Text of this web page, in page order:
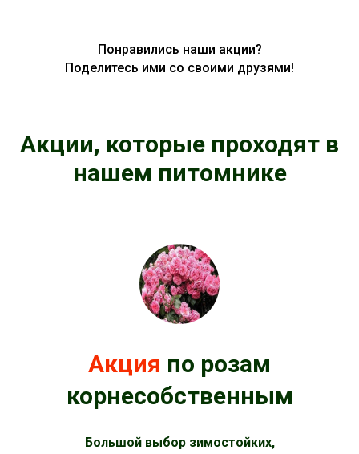
Понравились наши акции?
Поделитесь ими со своими друзями!
Акции, которые проходят в
нашем питомнике
Акция по розам
корнесобственным
Большой выбор зимостойких,